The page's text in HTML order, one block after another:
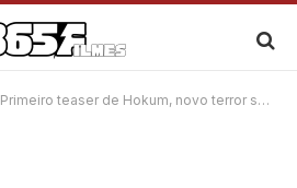
Primeiro teaser de Hokum, novo terror sobrenatural da Neon, deixa público apreensivo antes de Keeper